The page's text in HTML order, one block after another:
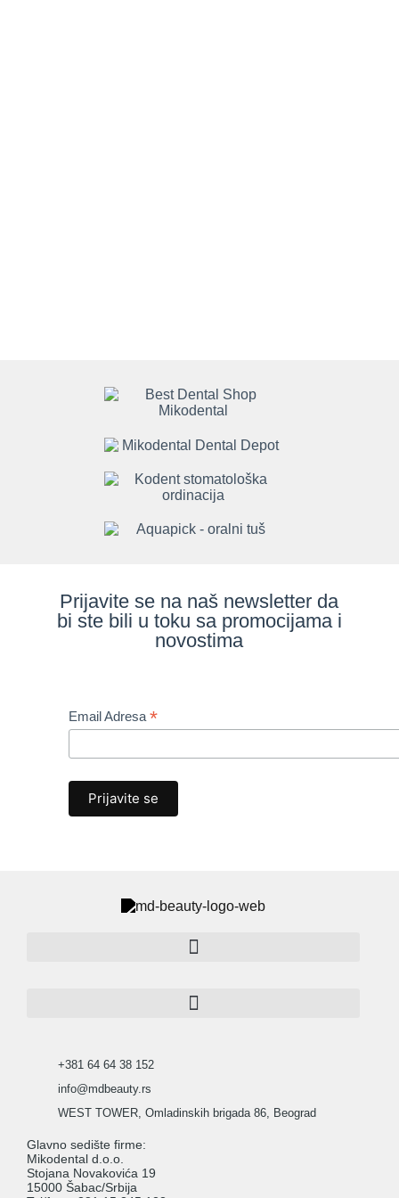
Prijavite se na naš newsletter da
bi ste bili u toku sa promocijama i
novostima
Email Adresa*
+381 64 64 38 152
info@mdbeauty.rs
WEST TOWER, Omladinskih brigada 86, Beograd
Glavno sedište firme:
Mikodental d.o.o.
Stojana Novakovića 19
15000 Šabac/Srbija